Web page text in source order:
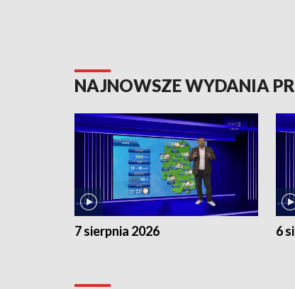
NAJNOWSZE WYDANIA
7 sierpnia 2026 6